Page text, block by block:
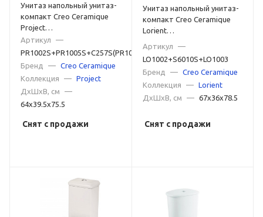
Унитаз напольный унитаз-
компакт Creo Ceramique
Project
PR1002S+PR1005S+C257S(PR1001S)
белый
Артикул
—
PR1002S+PR1005S+C257S(PR1001S)
Бренд
— Creo Ceramique
Коллекция
— Project
ДxШxВ, см
—
64x39.5x75.5
Снят с продажи
Унитаз напольный унитаз-
компакт Creo Ceramique
Lorient
белый
Артикул
—
LO1002+S6010S+LO1003
Бренд
—
Creo Ceramique
Коллекция
—
Lorient
ДxШxВ, см
— 67x36x78.5
Снят с продажи